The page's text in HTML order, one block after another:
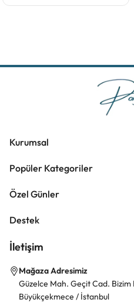
Kurumsal
Popüler Kategoriler
Özel Günler
Destek
İletişim
Mağaza Adresimiz
Güzelce Mah. Geçit Cad.
Büyükçekmece / İstanbul